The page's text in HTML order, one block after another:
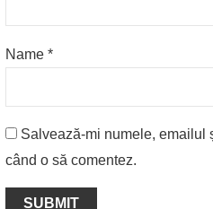
Name*
Salvează-mi numele, emailul
când o să comentez.